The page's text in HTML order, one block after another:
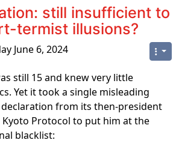
still insufficient to
termist illusions?
June 6, 2024
still 15 and knew very little
Yet it took a single misleading
from its then-president
Protocol to put him at the
blacklist: